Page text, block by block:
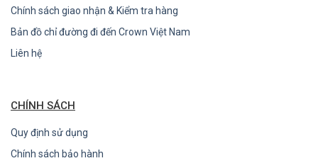
Chính sách giao nhận & Kiểm tra hàng
Bản đồ chỉ đường đi đến Crown Việt Nam
Liên hệ
CHÍNH SÁCH
Quy định sử dụng
Chính sách bảo hành